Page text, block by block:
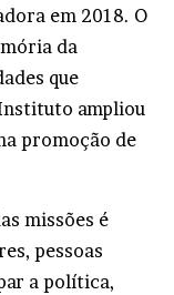
em 2018. O
da
que
ampliou
promoção de
missões é
pessoas
a política,